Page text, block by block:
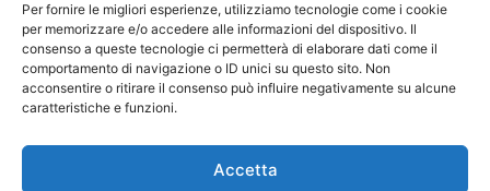
Per fornire le migliori esperienze, utilizziamo tecnologie come i cookie
per memorizzare e/o accedere alle informazioni del dispositivo. Il
consenso a queste tecnologie ci permetterà di elaborare dati come il
comportamento di navigazione o ID unici su questo sito. Non
acconsentire o ritirare il consenso può influire negativamente su alcune
caratteristiche e funzioni.
Accetta
Cronaca
13501
Attualità
7305
top
News
4209
Cultura